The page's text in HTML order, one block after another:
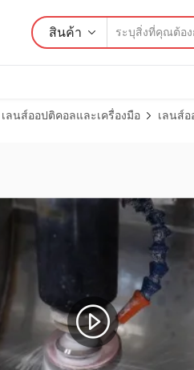
สินค้า
เลนส์ออปติคอลและเครื่องมือ เลนส์